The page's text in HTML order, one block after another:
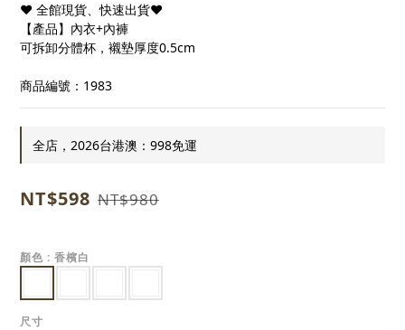
❤ 全館現貨、快速出貨❤
【產品】內衣+內褲
可拆卸分體杯，襯墊厚度0.5cm
商品編號：1983
全店，2026台港澳：998免運
NT$598 NT$980
顏色 : 香檳白
尺寸